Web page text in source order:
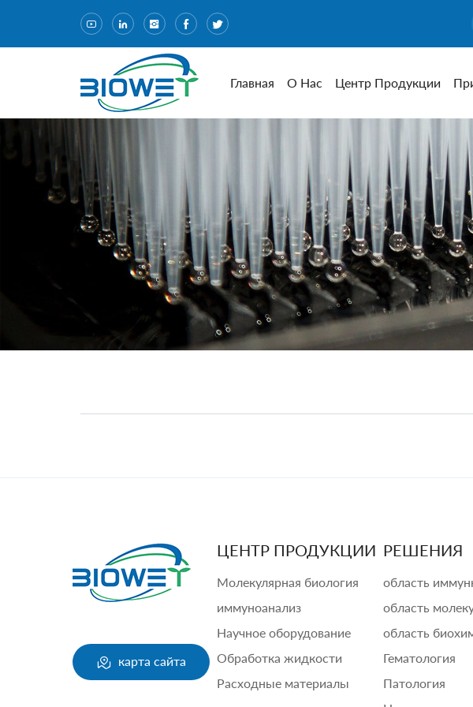
Главная О Нас Центр Продукции
карта сайта
ЦЕНТР ПРОДУКЦИИ
Молекулярная биология
иммуноанализ
Научное оборудование
Обработка жидкости
Расходные материалы
РЕШЕНИЯ
область
область
область
Гематология
Патология